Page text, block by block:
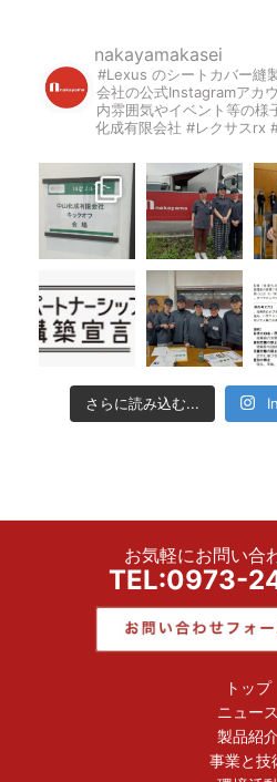
nakayamakasei
#Lexus のシートカバー縫
会社の公式Instagramアカウ
内雰囲気やイベント等の様
化成有限会社 #レクサスrx
さらに読み込む...
お気軽にお問い合
TEL:0973-
トップ
ニュース
製品紹介
事業と技